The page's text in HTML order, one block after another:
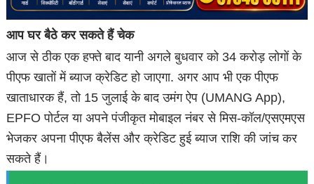
आप घर बैठे कर सकते हैं चेक
आज से ठीक एक हफ्ते बाद यानी अगले बुधवार को 34 करोड़ लोगों के
पीएफ खातों में ब्याज क्रेडिट हो जाएगा. अगर आप भी एक पीएफ
खाताधारक हैं, तो 15 जुलाई के बाद उमंग ऐप (UMANG App),
EPFO पोर्टल या अपने पंजीकृत मोबाइल नंबर से मिस-कॉल/एसएमएस
भेजकर अपना पीएफ बैलेंस और क्रेडिट हुई ब्याज राशि की जांच कर
सकते हैं।